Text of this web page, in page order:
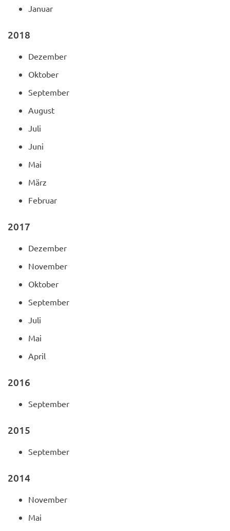
Januar
2018
Dezember
Oktober
September
August
Juli
Juni
Mai
März
Februar
2017
Dezember
November
Oktober
September
Juli
Mai
April
2016
September
2015
September
2014
November
Mai